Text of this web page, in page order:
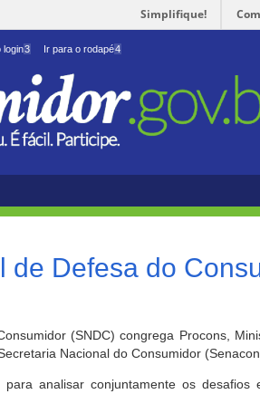
Simplifique!
login3 Ir para o rodapé4
de Defesa do
(SNDC) congrega Procons,
Nacional do Consumidor
analisar conjuntamente os